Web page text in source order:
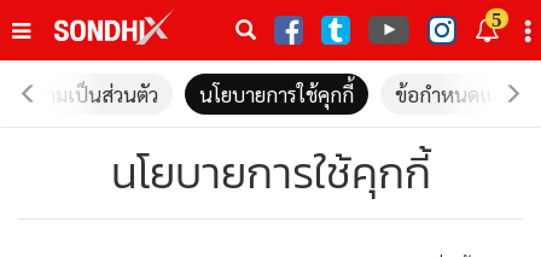
เดต
5
•
หน้าหลัก
• SondhiX
ยความเป็นส่วนตัว นโยบายการใช้คุกกี้ ข้อกำหนดและเงื่
นโยบายการใช้คุกกี้